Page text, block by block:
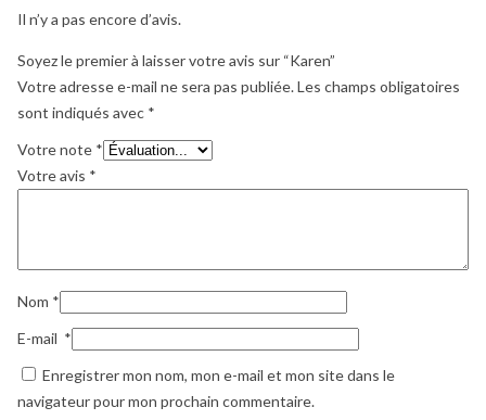
Il n’y a pas encore d’avis.
Soyez le premier à laisser votre avis sur “Karen”
Votre adresse e-mail ne sera pas publiée.Les champs obligatoires
sont indiqués avec *
Votre note *
Votre avis *
Nom *
E-mail *
Enregistrer mon nom, mon e-mail et mon site dans le
navigateur pour mon prochain commentaire.